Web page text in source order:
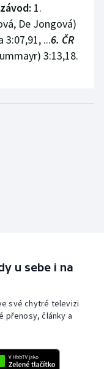
1.
De Jongová)
3:07,91, ...6. ČR
3:13,18.
u sebe i na
své chytré televizi
přenosy, články a